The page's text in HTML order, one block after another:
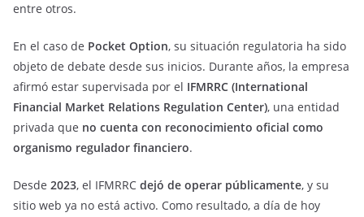
entre otros.
En el caso de Pocket Option, su situación regulatoria ha sido
objeto de debate desde sus inicios. Durante años, la empresa
afirmó estar supervisada por el IFMRRC (International
Financial Market Relations Regulation Center), una entidad
privada que no cuenta con reconocimiento oficial como
organismo regulador financiero.
Desde 2023, el IFMRRC dejó de operar públicamente, y su
sitio web ya no está activo. Como resultado, a día de hoy